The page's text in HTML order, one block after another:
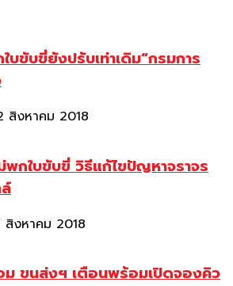
บขับขี่ยังปรับเท่าเดิม“กรมการ
สิงหาคม 2018
พกใบขับขี่ วิธีแก้ไขปัญหาจราจร
สิงหาคม 2018
ม ขนส่งฯ เตือนพร้อมเปิดจองคิว